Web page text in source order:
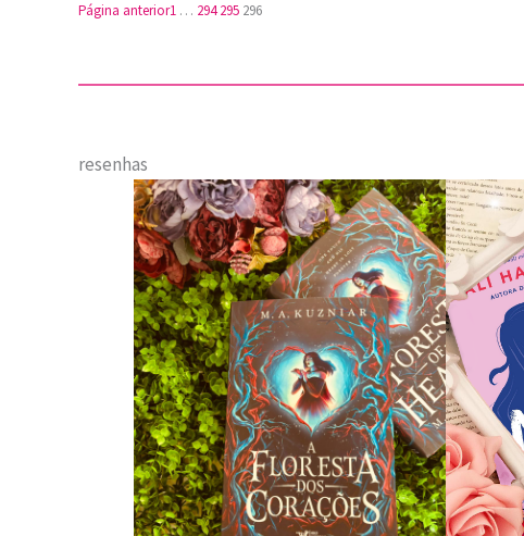
Página anterior1 … 294 295 296
resenhas